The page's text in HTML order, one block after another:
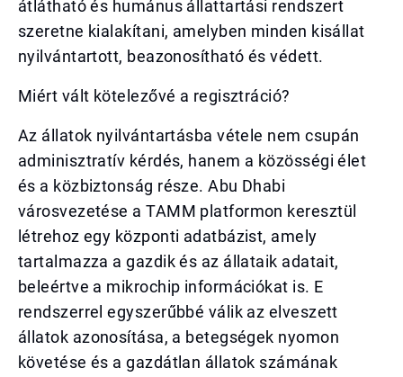
átlátható és humánus állattartási rendszert
szeretne kialakítani, amelyben minden kisállat
nyilvántartott, beazonosítható és védett.
Miért vált kötelezővé a regisztráció?
Az állatok nyilvántartásba vétele nem csupán
adminisztratív kérdés, hanem a közösségi élet
és a közbiztonság része. Abu Dhabi
városvezetése a TAMM platformon keresztül
létrehoz egy központi adatbázist, amely
tartalmazza a gazdik és az állataik adatait,
beleértve a mikrochip információkat is. E
rendszerrel egyszerűbbé válik az elveszett
állatok azonosítása, a betegségek nyomon
követése és a gazdátlan állatok számának